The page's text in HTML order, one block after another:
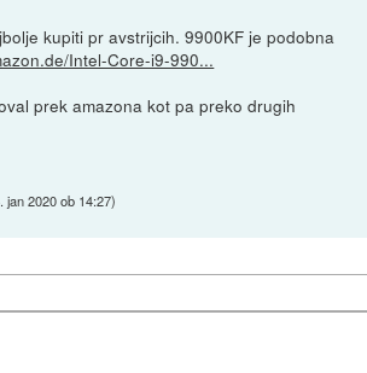
kupiti pr avstrijcih. 9900KF je podobna
Intel-Core-i9-990...
prek amazona kot pa preko drugih
jan 2020 ob 14:27)